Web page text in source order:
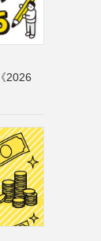
2026